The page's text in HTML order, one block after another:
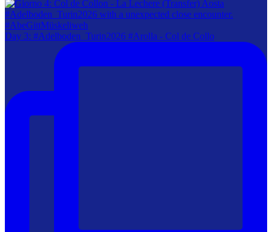
Day 3: #Adelboden_Turin2026 #Arolla - Col de Collo